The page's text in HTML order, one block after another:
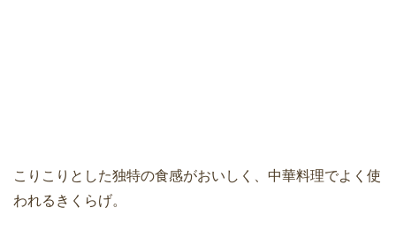
こりこりとした独特の食感がおいしく、中華料理でよく使
われるきくらげ。